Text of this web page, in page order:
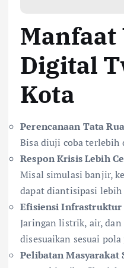
Manfaat
Digital
Kota
Perencanaan Tata
Bisa diuji coba
Respon Krisis Lebih
Misal simulasi banjir,
dapat diantisipasi
Efisiensi
Jaringan listrik, air,
disesuaikan sesuai
Pelibatan